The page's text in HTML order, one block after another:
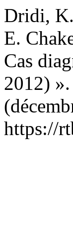
Dridi,
E.
Cas
2012) ».
https://